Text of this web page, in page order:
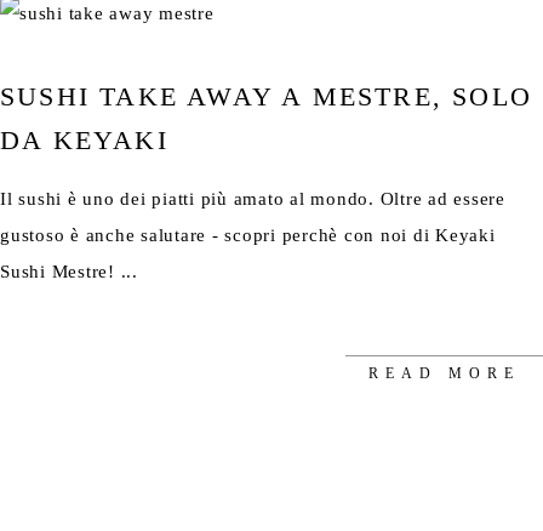
SUSHI TAKE AWAY A MESTRE, SOLO
DA KEYAKI
Il sushi è uno dei piatti più amato al mondo. Oltre ad essere
gustoso è anche salutare - scopri perchè con noi di Keyaki
Sushi Mestre!
READ MORE